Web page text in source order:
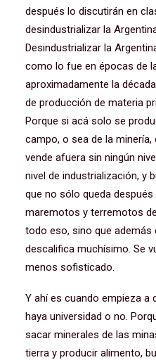
después lo discutirán en
desindustrializar la
Desindustrializar la
como lo fue en épocas de
aproximadamente la
de producción de materia
Porque si acá solo se
campo, o sea de la
vende afuera sin ningún
nivel de industrialización, y
que no sólo queda
maremotos y terremotos
todo eso, sino que además
descalifica muchísimo. Se
menos sofisticado.
Y ahí es cuando empieza a
haya universidad o no.
sacar minerales de las
tierra y producir alimento,